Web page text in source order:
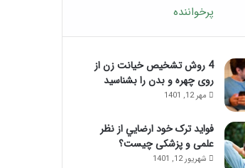
پرخواننده
4 روش تشخیص خیانت زن از
روی چهره و بدن را بشناسید
مهر 12, 1401
فواید ترک خود ارضايي از نظر
علمی و پزشکی چیست؟
شهریور 12, 1401